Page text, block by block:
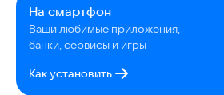
На смартфон
Ваши любимые приложения,
банки, сервисы и игры
Как установить